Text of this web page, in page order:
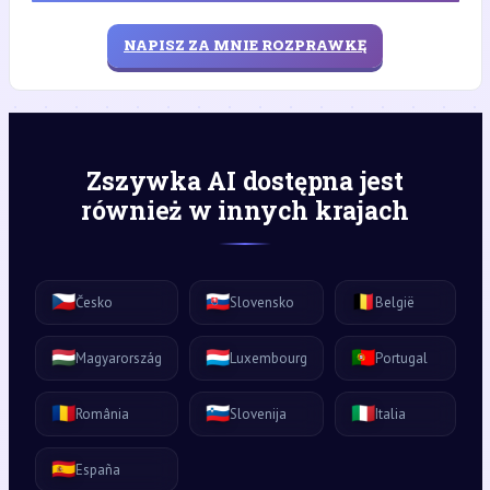
NAPISZ ZA MNIE ROZPRAWKĘ
Zszywka AI dostępna jest
również w innych krajach
🇨🇿Česko 🇸🇰Slovensko 🇧🇪België
🇭🇺Magyarország 🇱🇺Luxembourg 🇵🇹Portugal
🇷🇴România 🇸🇮Slovenija 🇮🇹Italia
🇪🇸España